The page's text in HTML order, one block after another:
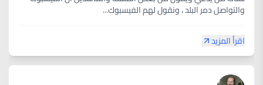
والتواصل دمر البلد ، ونقول لهم الفيسبوك...
اقرأ المزيد